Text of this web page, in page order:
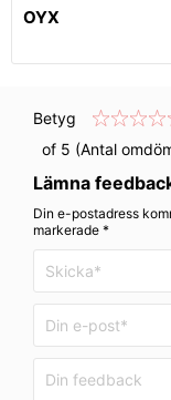
OYX
Betyg
of 5 (Antal
Lämna
Din e-postadress
markerade *